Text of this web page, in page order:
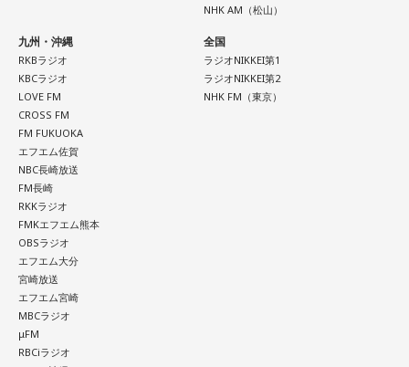
NHK AM（松山）
九州・沖縄
RKBラジオ
KBCラジオ
LOVE FM
CROSS FM
FM FUKUOKA
エフエム佐賀
NBC長崎放送
FM長崎
RKKラジオ
FMKエフエム熊本
OBSラジオ
エフエム大分
宮崎放送
エフエム宮崎
MBCラジオ
μFM
RBCiラジオ
全国
ラジオNIKKEI第1
ラジオNIKKEI第2
NHK FM（東京）